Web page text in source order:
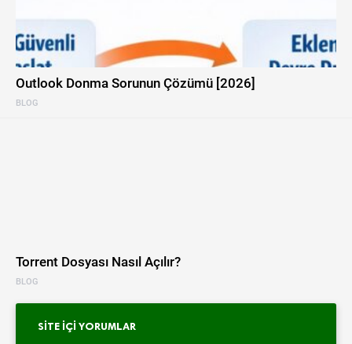
BLOG
Outlook Donma Sorunun Çözümü [2026]
BLOG
Torrent Dosyası Nasıl Açılır?
SITE İÇI YORUMLAR